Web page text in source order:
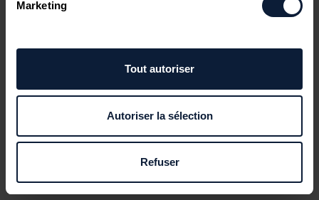
Marketing
Tout autoriser
Autoriser la sélection
Refuser